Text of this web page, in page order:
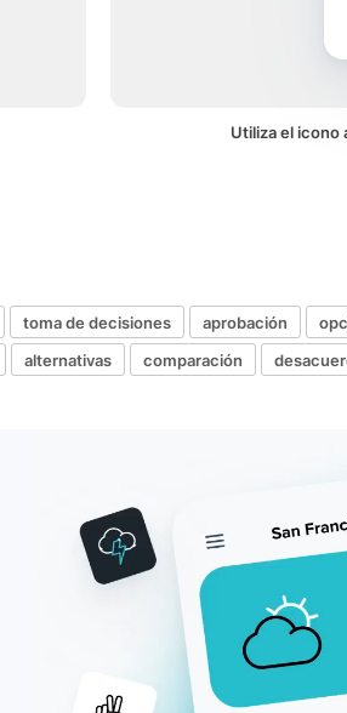
Utiliza el icono
toma de decisiones aprobación
alternativas comparación